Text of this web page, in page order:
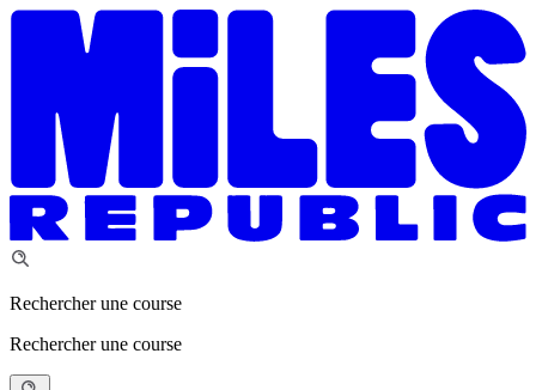
Rechercher une course
Rechercher une course